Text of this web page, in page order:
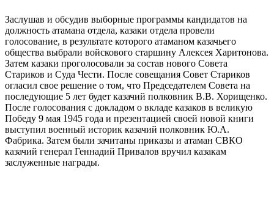
Заслушав и обсудив выборные программы кандидатов на
должность атамана отдела, казаки отдела провели
голосование, в результате которого атаманом казачьего
общества выбрали войскового старшину Алексея Харитонова.
Затем казаки проголосовали за состав нового Совета
Стариков и Суда Чести. После совещания Совет Стариков
огласил свое решение о том, что Председателем Совета на
последующие 5 лет будет казачий полковник В.В. Хорищенко.
После голосования с докладом о вкладе казаков в великую
Победу 9 мая 1945 года и презентацией своей новой книги
выступил военный историк казачий полковник Ю.А.
Фабрика. Затем были зачитаны приказы и атаман СВКО
казачий генерал Геннадий Привалов вручил казакам
заслуженные награды.